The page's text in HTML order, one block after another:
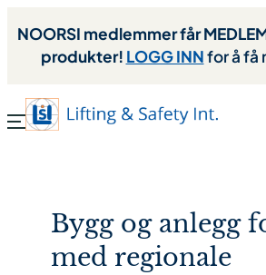
NOORSI medlemmer får
produkter! LOGG INNfor å få
Bygg og anlegg
med regionale